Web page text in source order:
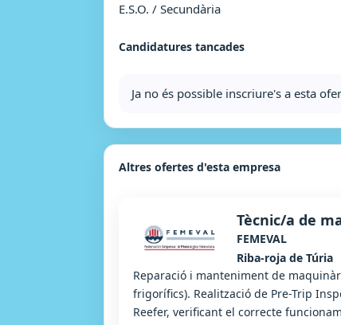
E.S.O. / Secundària
Candidatures tancades
Ja no és possible inscriure's a esta
Altres ofertes d'esta empresa
Tècnic/a de
FEMEVAL
Riba-roja de Túria
Reparació i manteniment de
frigorífics). Realització de Pre-Trip
Reefer, verificant el correcte